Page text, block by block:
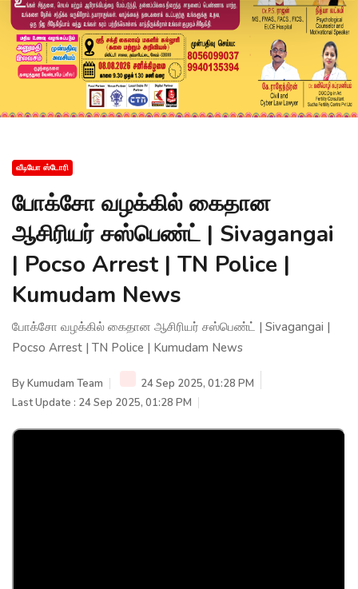
வீடியோ ஸ்டோரி
போக்சோ வழக்கில் கைதான
ஆசிரியர் சஸ்பெண்ட் | Sivagangai
| Pocso Arrest | TN Police |
Kumudam News
போக்சோ வழக்கில் கைதான ஆசிரியர் சஸ்பெண்ட் | Sivagangai |
Pocso Arrest | TN Police | Kumudam News
ByKumudam Team
24 Sep 2025, 01:28 PM
Last Update : 24 Sep 2025, 01:28 PM